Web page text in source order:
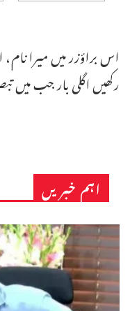
اس براؤزر میں میرا
رکھیں اگلی بار جب میں
اہم خبریں